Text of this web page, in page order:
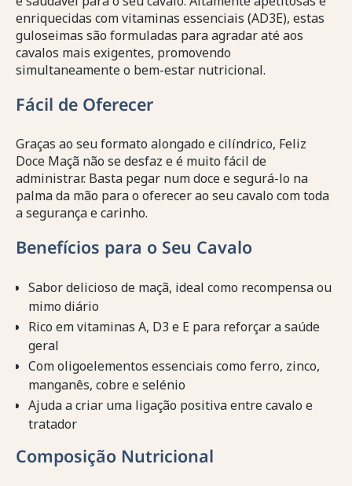
enriquecidas com vitaminas essenciais (AD3E), estas
guloseimas são formuladas para agradar até aos
cavalos mais exigentes, promovendo
simultaneamente o bem-estar nutricional.
Fácil de Oferecer
Graças ao seu formato alongado e cilíndrico, Feliz
Doce Maçã não se desfaz e é muito fácil de
administrar. Basta pegar num doce e segurá-lo na
palma da mão para o oferecer ao seu cavalo com toda
a segurança e carinho.
Benefícios para o Seu Cavalo
Sabor delicioso de maçã, ideal como recompensa ou
mimo diário
Rico em vitaminas A, D3 e E para reforçar a saúde
geral
Com oligoelementos essenciais como ferro, zinco,
manganês, cobre e selénio
Ajuda a criar uma ligação positiva entre cavalo e
tratador
Composição Nutricional